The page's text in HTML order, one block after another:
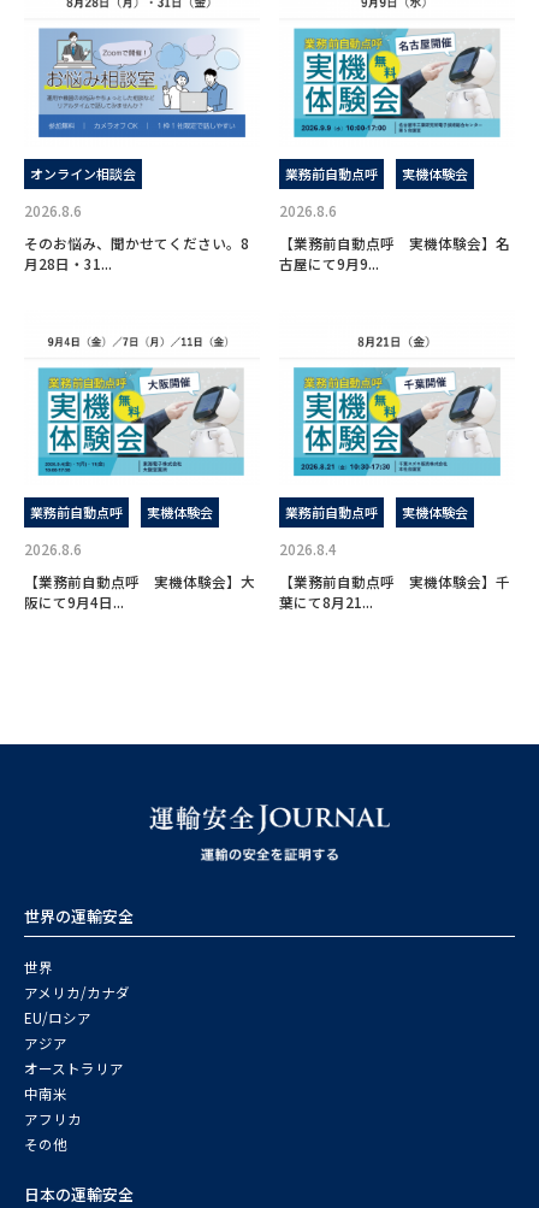
オンライン相談会
2026.8.6
そのお悩み、聞かせてください。8
月28日・31...
業務前自動点呼 実機体験会
2026.8.6
【業務前自動点呼 実機体験会】名
古屋にて9月9...
業務前自動点呼 実機体験会
2026.8.6
【業務前自動点呼 実機体験会】大
阪にて9月4日...
業務前自動点呼 実機体験会
2026.8.4
【業務前自動点呼 実機体験会】千
葉にて8月21...
世界の運輸安全
世界
アメリカ/カナダ
EU/ロシア
アジア
オーストラリア
中南米
アフリカ
その他
日本の運輸安全